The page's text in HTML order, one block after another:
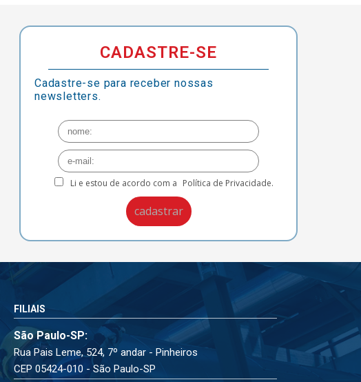
CADASTRE-SE
Cadastre-se para receber nossas
newsletters.
Li e estou de acordo com a Política de Privacidade.
FILIAIS
São Paulo-SP:
Rua Pais Leme, 524, 7º andar - Pinheiros
CEP 05424-010 - São Paulo-SP